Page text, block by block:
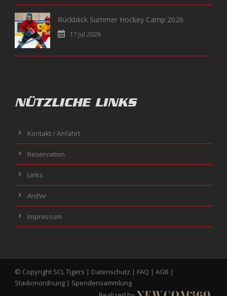
Rückblick Summer Hockey Camp 2026
17 Jul 2026
NÜTZLICHE LINKS
Kontakt / Anfahrt
Reservation
Links
Archiv
Impressum
© Copyright SCL Tigers | Datenschutz | FAQ | AGB |
Stadionordnung | Spendensammlung